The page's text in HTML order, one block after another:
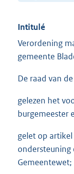
Intitulé
Verordening
gemeente
De raad van
gelezen het
burgemeester
gelet op
ondersteuning
Gemeentewet;